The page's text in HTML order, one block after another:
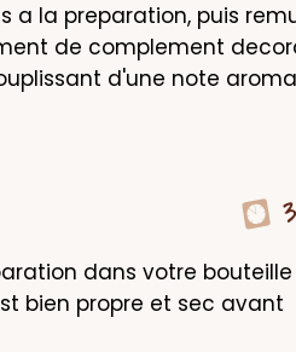
a la preparation, puis
de complement
d'une note
dans votre
bien propre et sec avant